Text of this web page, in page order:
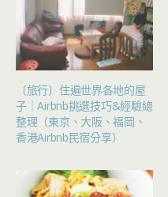
〔旅行〕住遍世界各地的屋
子｜Airbnb挑選技巧&經驗總
整理（東京、大阪、福岡、
香港Airbnb民宿分享）